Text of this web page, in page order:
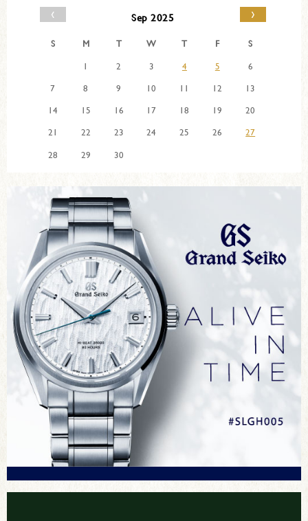
‹ Sep 2025 ›
S M T W T F
S
1
2 3 4 5
6
7
8 9 10 11 12
13
14
15 16 17 18 19
20
21
22 23 24 25 26
27
28
29 30